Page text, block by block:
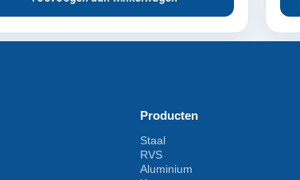
Producten
Staal
RVS
Aluminium